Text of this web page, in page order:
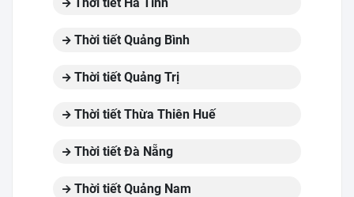
Thời tiết Quảng Bình
Thời tiết Quảng Trị
Thời tiết Thừa Thiên Huế
Thời tiết Đà Nẵng
Thời tiết Quảng Nam